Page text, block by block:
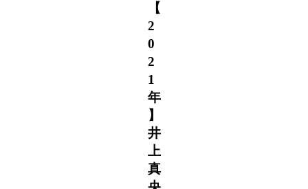
【
2
0
2
1
年
】
井
上
真